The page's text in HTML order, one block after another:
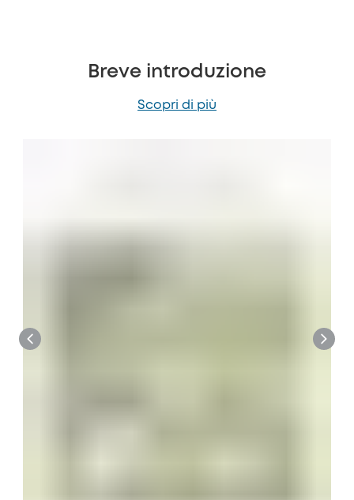
Breve introduzione
Scopri di più